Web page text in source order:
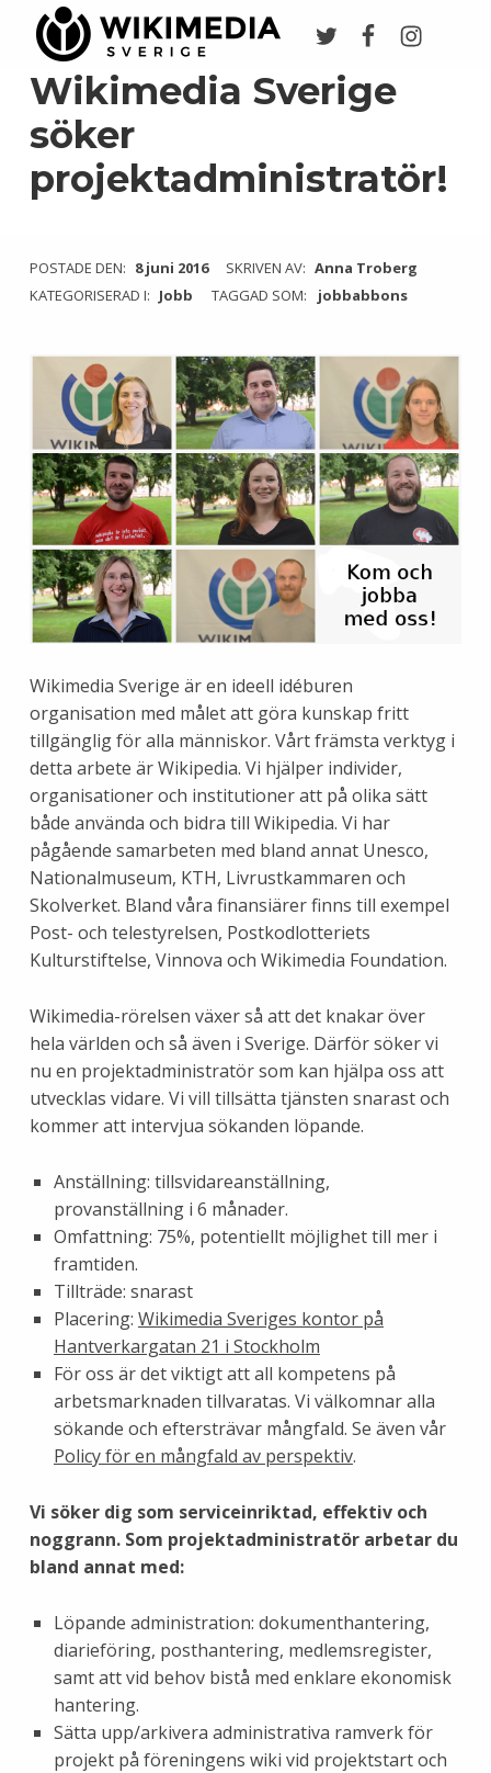
Wikimedia Sverige
söker
projektadministratör!
POSTADE DEN: 8 juni 2016 SKRIVEN AV: Anna Troberg
KATEGORISERAD I: Jobb TAGGAD SOM: jobbabbons
Wikimedia Sverige är en ideell idéburen
organisation med målet att göra kunskap fritt
tillgänglig för alla människor. Vårt främsta verktyg i
detta arbete är Wikipedia. Vi hjälper individer,
organisationer och institutioner att på olika sätt
både använda och bidra till Wikipedia. Vi har
pågående samarbeten med bland annat Unesco,
Nationalmuseum, KTH, Livrustkammaren och
Skolverket. Bland våra finansiärer finns till exempel
Post- och telestyrelsen, Postkodlotteriets
Kulturstiftelse, Vinnova och Wikimedia Foundation.
Wikimedia-rörelsen växer så att det knakar över
hela världen och så även i Sverige. Därför söker vi
nu en projektadministratör som kan hjälpa oss att
utvecklas vidare. Vi vill tillsätta tjänsten snarast och
kommer att intervjua sökanden löpande.
Anställning: tillsvidareanställning,
provanställning i 6 månader.
Omfattning: 75%, potentiellt möjlighet till mer i
framtiden.
Tillträde: snarast
Placering: Wikimedia Sveriges kontor på
Hantverkargatan 21 i Stockholm
För oss är det viktigt att all kompetens på
arbetsmarknaden tillvaratas. Vi välkomnar alla
sökande och eftersträvar mångfald. Se även vår
Policy för en mångfald av perspektiv.
Vi söker dig som serviceinriktad, effektiv och
noggrann. Som projektadministratör arbetar du
bland annat med:
Löpande administration: dokumenthantering,
diarieföring, posthantering, medlemsregister,
samt att vid behov bistå med enklare ekonomisk
hantering.
Sätta upp/arkivera administrativa ramverk för
projekt på föreningens wiki vid projektstart och